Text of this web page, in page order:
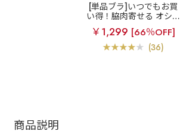
[単品ブラ]いつでもお買
い得！脇肉寄せる オシャ
レなサイドレースアップ
美谷間ブラ
【アウトレ
ット】サイド レースアッ
プ 脇高 単品ブラジャー
￥1,299 [66％OFF]
(36)
商品説明